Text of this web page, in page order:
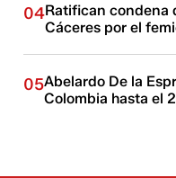
04Ratifican condena
Cáceres por el
05Abelardo De la
Colombia hasta el